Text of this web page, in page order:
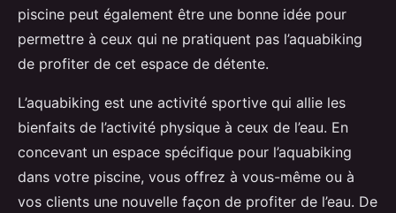
piscine peut également être une bonne idée pour
permettre à ceux qui ne pratiquent pas l’aquabiking
de profiter de cet espace de détente.
L’aquabiking est une activité sportive qui allie les
bienfaits de l’activité physique à ceux de l’eau. En
concevant un espace spécifique pour l’aquabiking
dans votre piscine, vous offrez à vous-même ou à
vos clients une nouvelle façon de profiter de l’eau. De